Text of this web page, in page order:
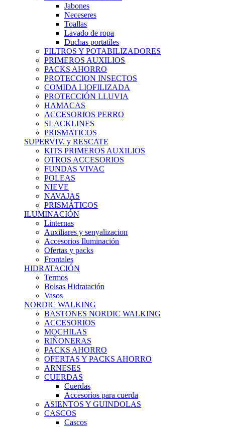
Jabones
Neceseres
Toallas
Lavado de ropa
Duchas portatiles
FILTROS Y POTABILIZADORES
PRIMEROS AUXILIOS
PACKS AHORRO
PROTECCION INSECTOS
COMIDA LIOFILIZADA
PROTECCIÓN LLUVIA
HAMACAS
ACCESORIOS PERRO
SLACKLINES
PRISMATICOS
SUPERVIV. y RESCATE
KITS PRIMEROS AUXILIOS
OTROS ACCESORIOS
FUNDAS VIVAC
POLEAS
NIEVE
NAVAJAS
PRISMÁTICOS
ILUMINACIÓN
Linternas
Auxiliares y senyalizacion
Accesorios Iluminación
Ofertas y packs
Frontales
HIDRATACIÓN
Termos
Bolsas Hidratación
Vasos
NORDIC WALKING
BASTONES NORDIC WALKING
ACCESORIOS
MOCHILAS
RIÑONERAS
PACKS AHORRO
OFERTAS Y PACKS AHORRO
ARNESES
CUERDAS
Cuerdas
Accesorios para cuerda
ASIENTOS Y GUINDOLAS
CASCOS
Cascos